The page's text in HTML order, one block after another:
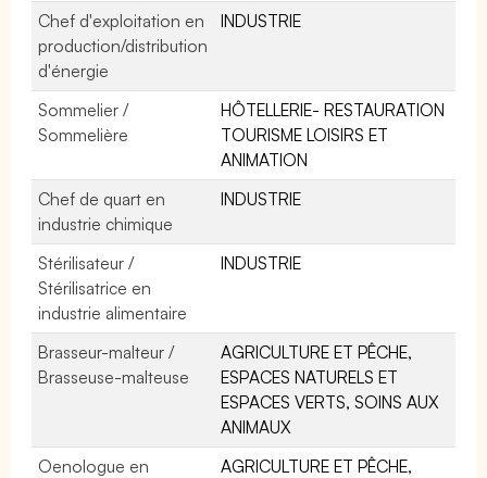
Chef d'exploitation en
production/distribution
d'énergie
INDUSTRIE
Sommelier /
Sommelière
HÔTELLERIE- RESTAURATION
TOURISME LOISIRS ET
ANIMATION
Chef de quart en
industrie chimique
INDUSTRIE
Stérilisateur /
Stérilisatrice en
industrie alimentaire
INDUSTRIE
Brasseur-malteur /
Brasseuse-malteuse
AGRICULTURE ET PÊCHE,
ESPACES NATURELS ET
ESPACES VERTS, SOINS AUX
ANIMAUX
Oenologue en
AGRICULTURE ET PÊCHE,